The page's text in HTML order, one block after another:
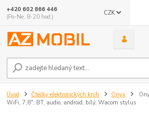
CZK
+420 602 866 446
(Po-Ne, 8-20 hod.)
Úvod Čtečky elektronických knih Onyx
WiFi, 7,8", BT, audio, android, bílý, Wacom stylus